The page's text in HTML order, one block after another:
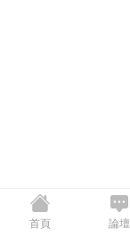
首頁 論壇